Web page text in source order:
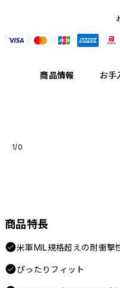
商品情報 お手
1/0
商品特長
米軍MIL規格超えの耐衝撃
ぴったりフィット